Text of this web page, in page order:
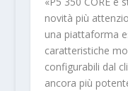
novità più
una piattaforma
caratteristiche
configurabili dal
ancora più